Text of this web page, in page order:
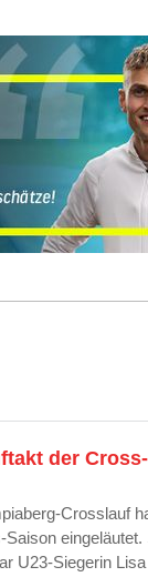
der
Crosslauf
Saison
U23-Siegerin